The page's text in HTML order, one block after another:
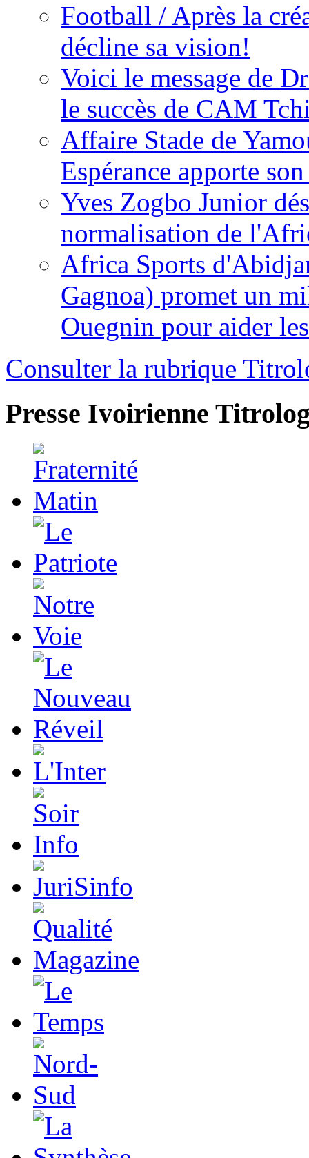
Football / Après la
décline sa vision!
Voici le message de
le succès de CAM
Affaire Stade de
Espérance apporte
Yves Zogbo Junior
normalisation de
Africa Sports
Gagnoa) promet un
Ouegnin pour aider
Consulter la rubrique
Presse Ivoirienne